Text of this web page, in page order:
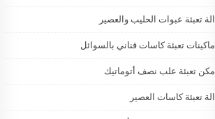
الة تعبئة عبوات الحليب والعصير
ماكينات تعبئة كاسات قناني بالسوائل
مكن تعبئة علب نصف أتوماتيك
الة تعبئة كاسات العصير